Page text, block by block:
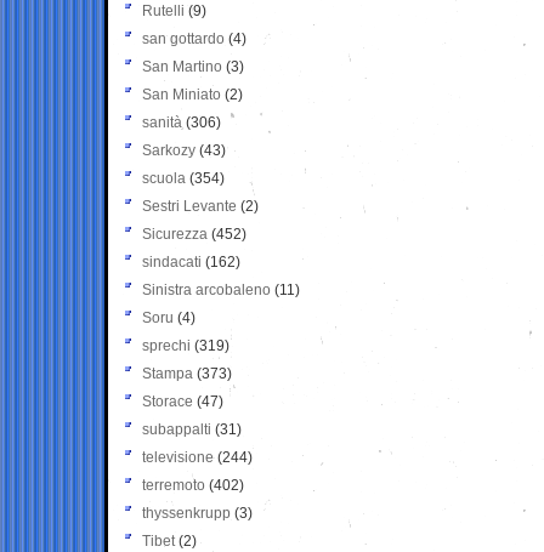
Rutelli (9)
san gottardo (4)
San Martino (3)
San Miniato (2)
sanità (306)
Sarkozy (43)
scuola (354)
Sestri Levante (2)
Sicurezza (452)
sindacati (162)
Sinistra arcobaleno (11)
Soru (4)
sprechi (319)
Stampa (373)
Storace (47)
subappalti (31)
televisione(244)
terremoto (402)
thyssenkrupp (3)
Tibet(2)